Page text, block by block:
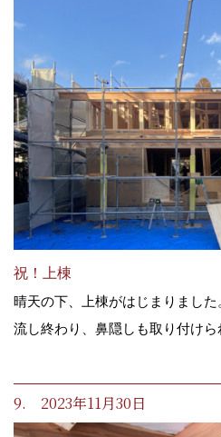
祝！上棟
晴天の下、上棟がはじまりまし
流し終わり、鼻隠しも取り付けら
9. 2023年11月30日